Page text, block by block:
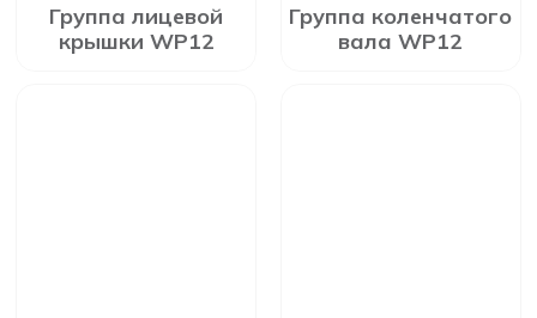
Группа лицевой
крышки WP12
Группа коленчатого
вала WP12